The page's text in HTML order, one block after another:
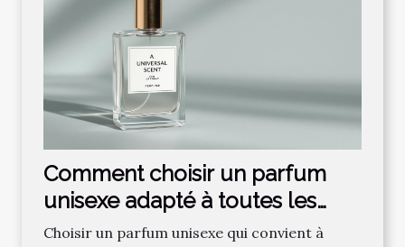
Comment choisir un parfum
unisexe adapté à toutes les
saisons ?
Choisir un parfum unisexe qui convient à